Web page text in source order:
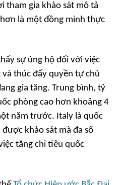
tham gia khảo sát mô tả
là một đồng minh thực
sự ủng hộ đối với việc
thúc đẩy quyền tự chủ
gia tăng. Trung bình, tỷ
phòng cao hơn khoảng 4
năm trước. Italy là quốc
khảo sát mà đa số
tăng chi tiêu quốc